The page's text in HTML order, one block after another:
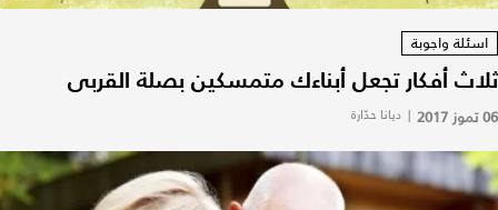
اسئلة واجوبة
ثلاث أفكار تجعل أبناءك متمسكين بصلة القربى
06 تموز 2017 | ديانا حدّارة